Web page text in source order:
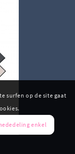
surfen op de site gaat
enkel